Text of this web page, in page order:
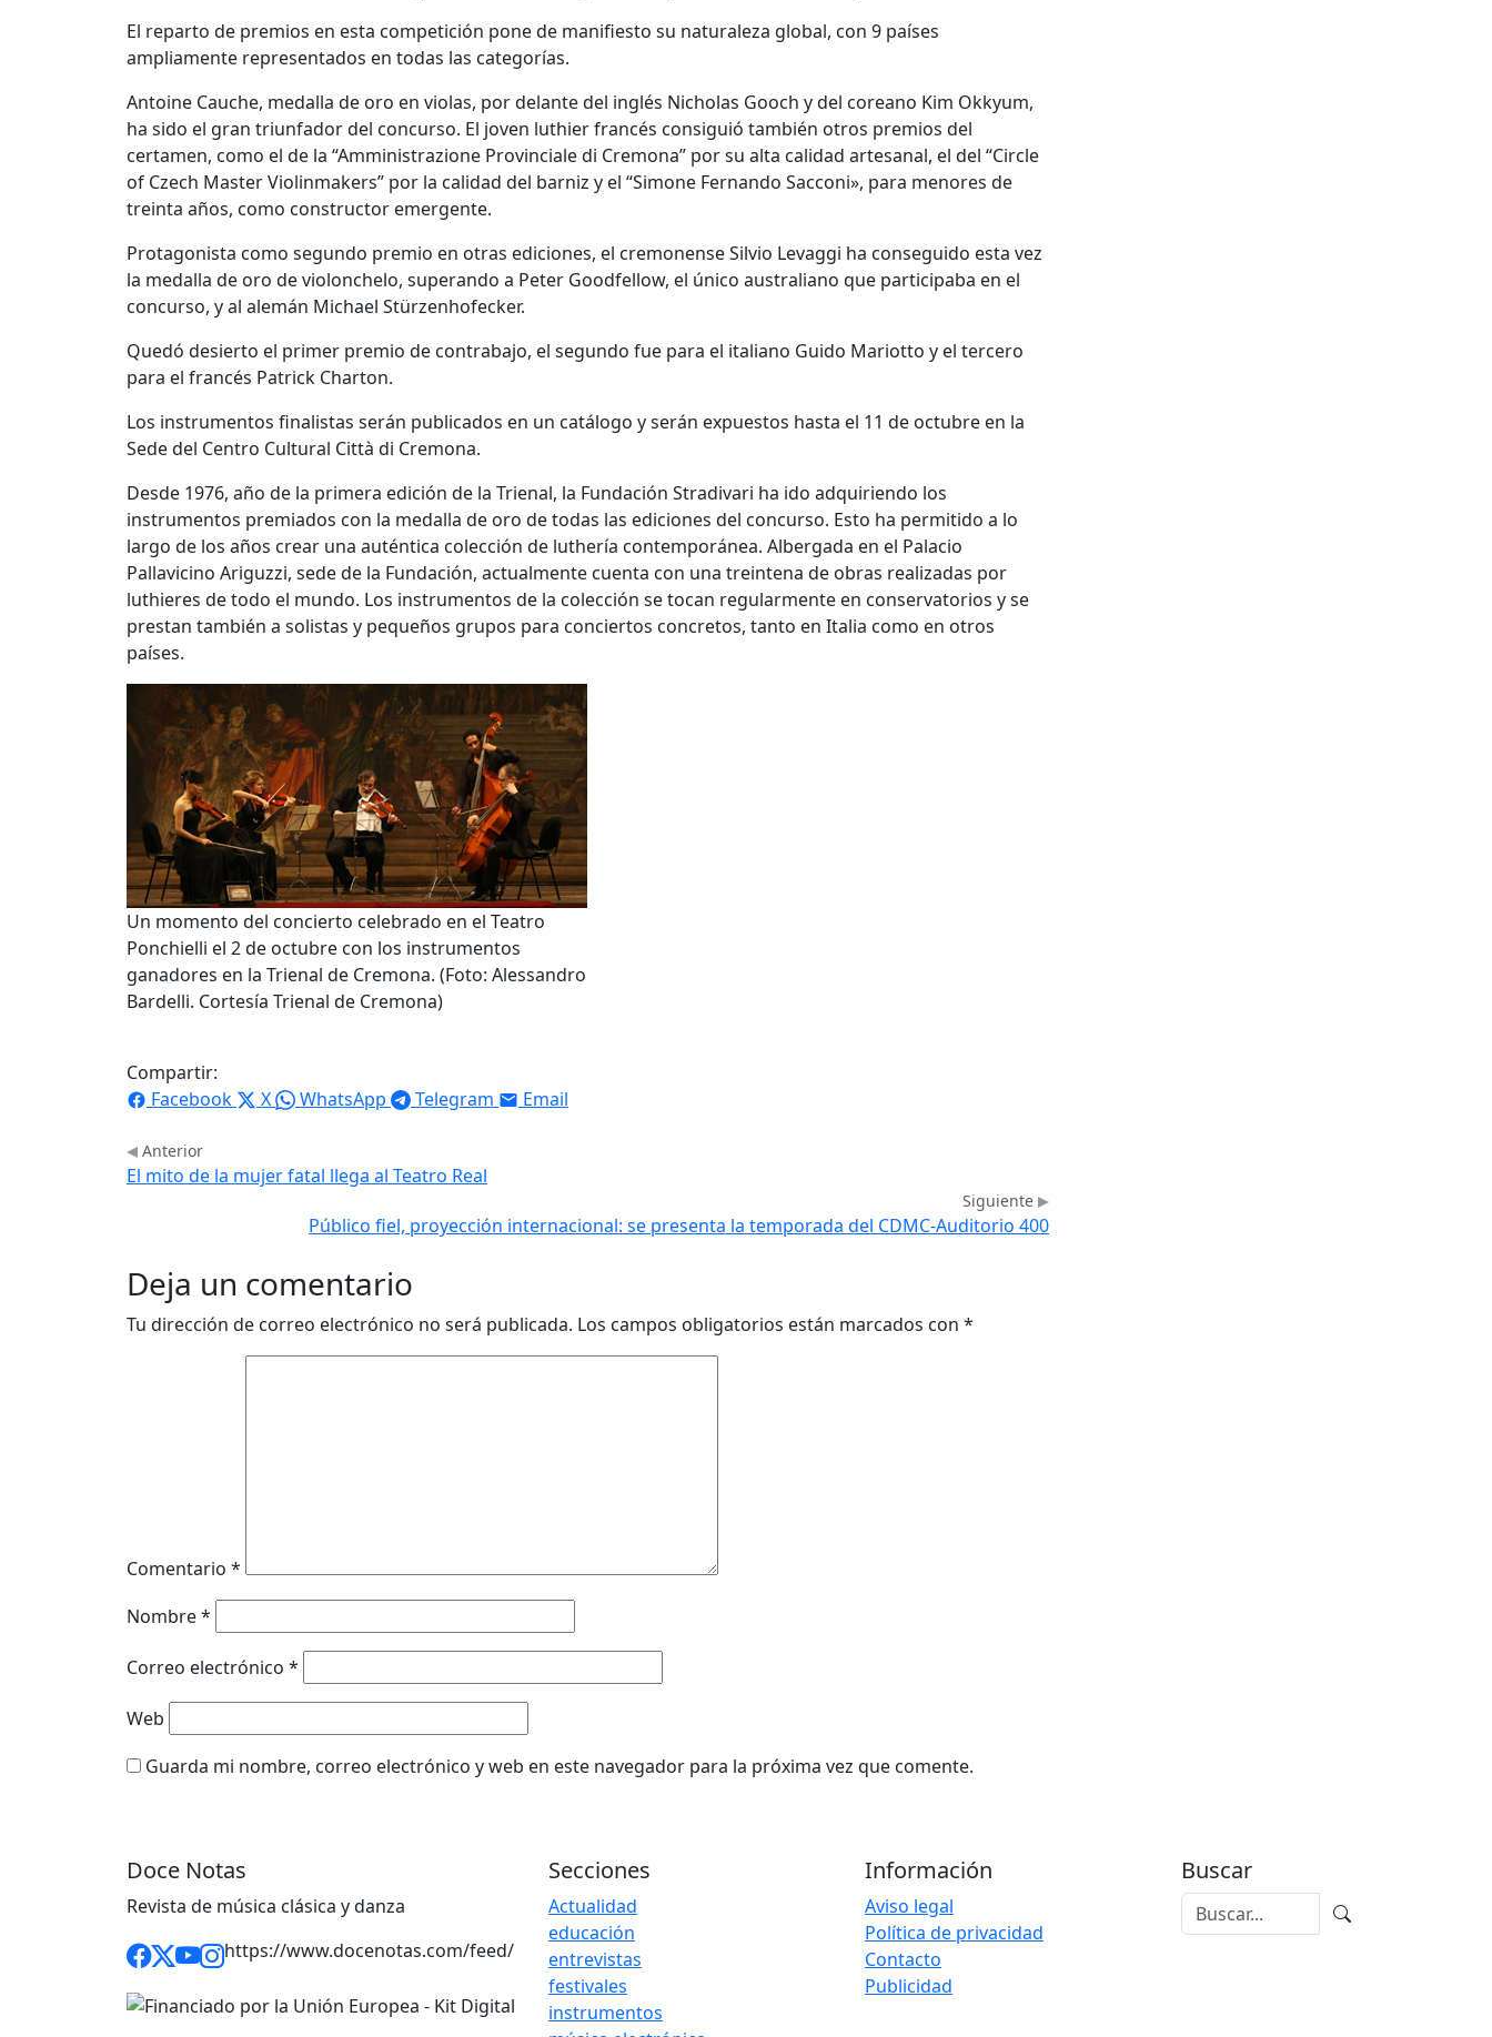
El reparto de premios en esta competición pone de manifiesto su naturaleza global, con 9 países
ampliamente representados en todas las categorías.
Antoine Cauche, medalla de oro en violas, por delante del inglés Nicholas Gooch y del coreano Kim Okkyum,
ha sido el gran triunfador del concurso. El joven luthier francés consiguió también otros premios del
certamen, como el de la “Amministrazione Provinciale di Cremona” por su alta calidad artesanal, el del “Circle
of Czech Master Violinmakers” por la calidad del barniz y el “Simone Fernando Sacconi», para menores de
treinta años, como constructor emergente.
Protagonista como segundo premio en otras ediciones, el cremonense Silvio Levaggi ha conseguido esta vez
la medalla de oro de violonchelo, superando a Peter Goodfellow, el único australiano que participaba en el
concurso, y al alemán Michael Stürzenhofecker.
Quedó desierto el primer premio de contrabajo, el segundo fue para el italiano Guido Mariotto y el tercero
para el francés Patrick Charton.
Los instrumentos finalistas serán publicados en un catálogo y serán expuestos hasta el 11 de octubre en la
Sede del Centro Cultural Città di Cremona.
Desde 1976, año de la primera edición de la Trienal, la Fundación Stradivari ha ido adquiriendo los
instrumentos premiados con la medalla de oro de todas las ediciones del concurso. Esto ha permitido a lo
largo de los años crear una auténtica colección de luthería contemporánea. Albergada en el Palacio
Pallavicino Ariguzzi, sede de la Fundación, actualmente cuenta con una treintena de obras realizadas por
luthieres de todo el mundo. Los instrumentos de la colección se tocan regularmente en conservatorios y se
prestan también a solistas y pequeños grupos para conciertos concretos, tanto en Italia como en otros
países.
Un momento del concierto celebrado en el Teatro
Ponchielli el 2 de octubre con los instrumentos
ganadores en la Trienal de Cremona. (Foto: Alessandro
Bardelli. Cortesía Trienal de Cremona)
Compartir:
Facebook
X WhatsApp Telegram Email
Anterior
El mito de la mujer fatal llega al Teatro Real
Siguiente
Público fiel, proyección internacional: se presenta la temporada del CDMC-Auditorio 400
Deja un comentario
Tu dirección de correo electrónico no será publicada. Los campos obligatorios están marcados con *
Comentario *
Nombre*
Correo electrónico *
Web
Guarda mi nombre, correo electrónico y web en este navegador para la próxima vez que comente.
Doce Notas
Revista de música clásica y danza
https://www.docenotas.com/feed/
Secciones
Actualidad
educación
entrevistas
festivales
instrumentos
Información
Aviso legal
Política de privacidad
Contacto
Publicidad
Buscar